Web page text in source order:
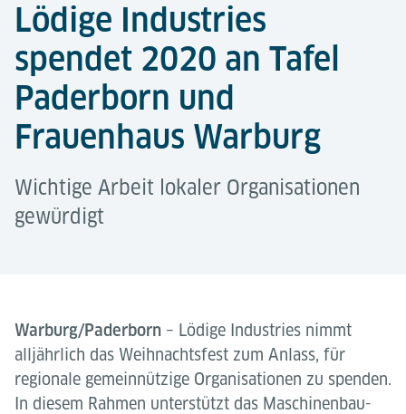
Lödige Industries
spendet 2020 an Tafel
Paderborn und
Frauenhaus Warburg
Wichtige Arbeit lokaler Organisationen
gewürdigt
Warburg/Paderborn – Lödige Industries nimmt
alljährlich das Weihnachtsfest zum Anlass, für
regionale gemeinnützige Organisationen zu spenden.
In diesem Rahmen unterstützt das Maschinenbau-